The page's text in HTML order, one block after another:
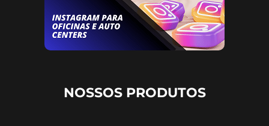
NOSSOS PRODUTOS